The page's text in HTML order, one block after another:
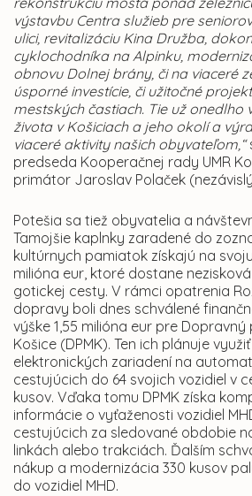
výstavbu Centra služieb pre
ulici, revitalizáciu Kina Družba,
cyklochodníka na Alpinku,
obnovu Dolnej brány, či na viaceré
úsporné investície, či užitočné
mestských častiach. Tie už onedlho
života v Košiciach a jeho okolí a
viaceré aktivity našich obyvateľom,“
predseda Kooperačnej rady UMR
primátor Jaroslav Polaček
Potešia sa tiež obyvatelia a
Tamojšie kaplnky zaradené do
kultúrnych pamiatok získajú na
milióna eur, ktoré dostane
gotickej cesty. V rámci opatrenia
dopravy boli dnes schválené
výške 1,55 milióna eur pre
Košice (DPMK). Ten ich plánuje
elektronických zariadení na
cestujúcich do 64 svojich vozidiel v
kusov. Vďaka tomu DPMK získa
informácie o vyťaženosti vozidiel
cestujúcich za sledované obdobie
linkách alebo trakciách. Ďalším
nákup a modernizácia 330 kusov
do vozidiel MHD.